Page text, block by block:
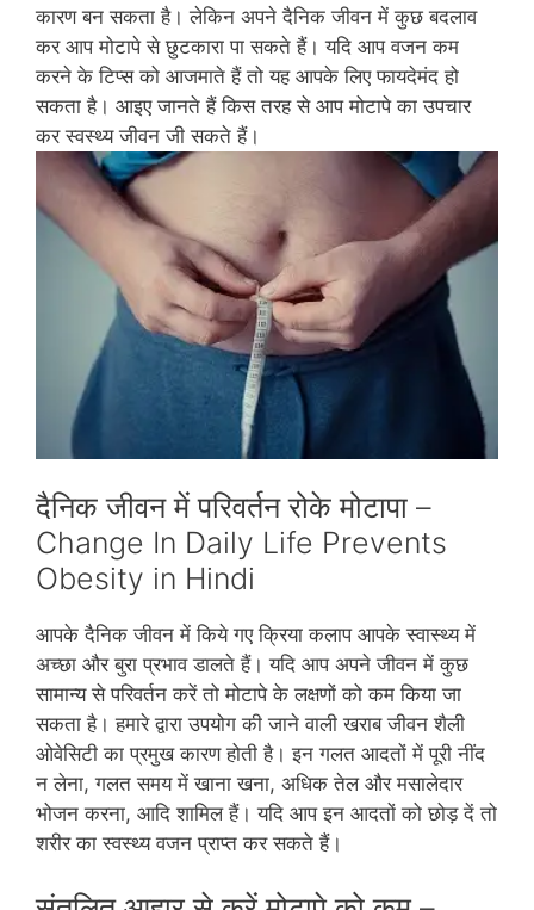
कारण बन सकता है। लेकिन अपने दैनिक जीवन में कुछ बदलाव
कर आप मोटापे से छुटकारा पा सकते हैं। यदि आप वजन कम
करने के टिप्‍स को आजमाते हैं तो यह आपके लिए फायदेमंद हो
सकता है। आइए जानते हैं किस तरह से आप मोटापे का उपचार
कर स्‍वस्‍थ्‍य जीवन जी सकते हैं।
दैनिक जीवन में परिवर्तन रोके मोटापा –
Change In Daily Life Prevents
Obesity in Hindi
आपके दैनिक जीवन में किये गए क्रिया कलाप आपके स्‍वास्‍थ्‍य में
अच्‍छा और बुरा प्रभाव डालते हैं। यदि आप अपने जीवन में कुछ
सामान्‍य से परिवर्तन करें तो मोटापे के लक्षणों को कम किया जा
सकता है। हमारे द्वारा उपयोग की जाने वाली खराब जीवन शैली
ओवेसिटी का प्रमुख कारण होती है। इन गलत आदतों में पूरी नींद
न लेना, गलत समय में खाना खना, अधिक तेल और मसालेदार
भोजन करना, आदि शामिल हैं। यदि आप इन आदतों को छोड़ दें तो
शरीर का स्‍वस्‍थ्‍य वजन प्राप्‍त कर सकते हैं।